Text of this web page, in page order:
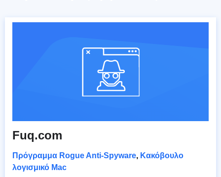
Fuq.com
Πρόγραμμα Rogue Anti-Spyware, Κακόβουλο
λογισμικό Mac